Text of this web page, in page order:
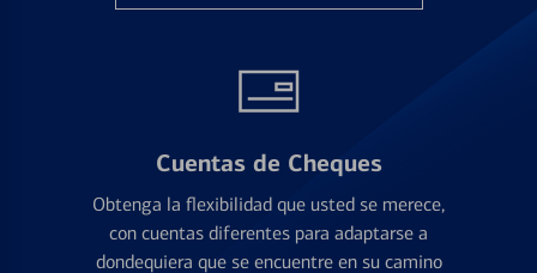
Cuentas de Cheques
Obtenga la flexibilidad que usted se merece,
con cuentas diferentes para adaptarse a
dondequiera que se encuentre en su camino